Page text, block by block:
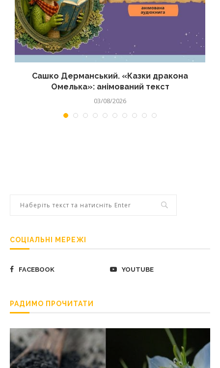
Сашко Дерманський. «Казки дракона
Омелька»: анімований текст
03/08/2026
СОЦІАЛЬНІ МЕРЕЖІ
FACEBOOK YOUTUBE
РАДИМО ПРОЧИТАТИ